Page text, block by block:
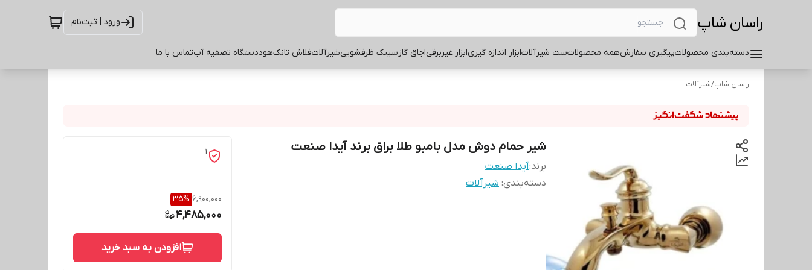
راسان شاپ ورود | ثبت‌نام
دسته‌بندی محصولاتپیگیری سفارشهمه محصولاتست شیرآلاتابزار اندازه گیریابزار غیربرقیاجاق گازسینک ظرفشوییشیرآلاتفلاش تانکهوددستگاه تصفیه آبتماس با ما
راسان شاپ/شیرآلات
شیر حمام دوش مدل بامبو طلا براق برند آیدا صنعت
برند:آیدا صنعت
دسته‌بندی: شیرآلات
1
6,900,000
35%
4,485,000
افزودن به سبد خرید